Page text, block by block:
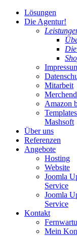
Lösungen
Die Agentur!
Mitarbeit
Amazon
Mashsoft
Über uns
Referenzen
Angebote
Hosting
Website
Joomla
Service
Joomla
Service
Kontakt
Mein